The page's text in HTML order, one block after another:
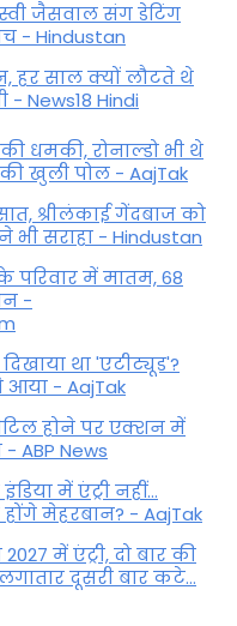
जैसवाल संग डेटिंग
- Hindustan
हर साल क्यों लौटते थे
News18 Hindi
धमकी, रोनाल्डो भी थे
की खुली पोल - AajTak
श्रीलंकाई गेंदबाज को
भी सराहा - Hindustan
में मातम, 68
-
था 'एटीट्यूड'?
- AajTak
होने पर एक्शन में
ABP News
में एंट्री नहीं...
मेहरबान? - AajTak
में एंट्री, दो बार की
दूसरी बार कटे...